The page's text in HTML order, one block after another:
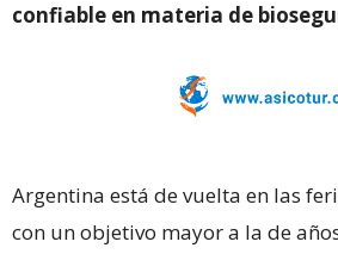
confiable en materia de
Argentina está de vuelta en las
con un objetivo mayor a la de